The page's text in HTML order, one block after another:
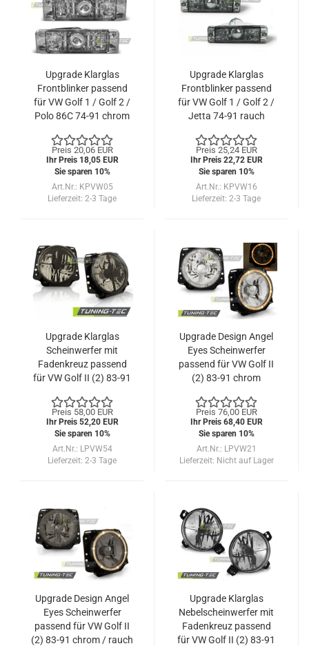
Upgrade Klarglas
Frontblinker passend
für VW Golf 1 / Golf 2 /
Polo 86C 74-91 chrom
Preis 20,06 EUR
Ihr Preis 18,05 EUR
Sie sparen 10%
Art.Nr.: KPVW05
Lieferzeit: 2-3 Tage
Upgrade Klarglas
Frontblinker passend
für VW Golf 1 / Golf 2 /
Jetta 74-91 rauch
Preis 25,24 EUR
Ihr Preis 22,72 EUR
Sie sparen 10%
Art.Nr.: KPVW16
Lieferzeit: 2-3 Tage
Upgrade Klarglas
Scheinwerfer mit
Fadenkreuz passend
für VW Golf II (2) 83-91
Preis 58,00 EUR
Ihr Preis 52,20 EUR
Sie sparen 10%
Art.Nr.: LPVW54
Lieferzeit: 2-3 Tage
Upgrade Design Angel
Eyes Scheinwerfer
passend für VW Golf II
(2) 83-91 chrom
Preis 76,00 EUR
Ihr Preis 68,40 EUR
Sie sparen 10%
Art.Nr.: LPVW21
Lieferzeit: Nicht auf Lager
Upgrade Design Angel
Eyes Scheinwerfer
passend für VW Golf II
(2) 83-91 chrom / rauch
Upgrade Klarglas
Nebelscheinwerfer mit
Fadenkreuz passend
für VW Golf II (2) 83-91